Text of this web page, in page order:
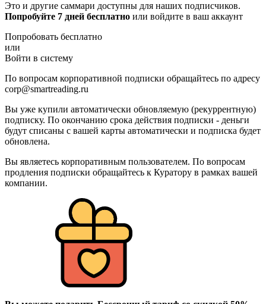
Это и другие саммари доступны для наших подписчиков.
Попробуйте 7 дней бесплатно или войдите в ваш аккаунт
Попробовать бесплатно
или
Войти в систему
По вопросам корпоративной подписки обращайтесь по адресу
corp@smartreading.ru
Вы уже купили автоматически обновляемую (рекуррентную)
подписку. По окончанию срока действия подписки - деньги
будут списаны с вашей карты автоматически и подписка будет
обновлена.
Вы являетесь корпоративным пользователем. По вопросам
продления подписки обращайтесь к Куратору в рамках вашей
компании.